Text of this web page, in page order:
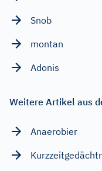
Snob
montan
Adonis
Weitere Artikel aus
Anaerobier